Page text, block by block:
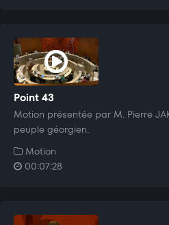
Point 43
Motion présentée par M. Pierre
peuple géorgien.
Motion
00:07:28